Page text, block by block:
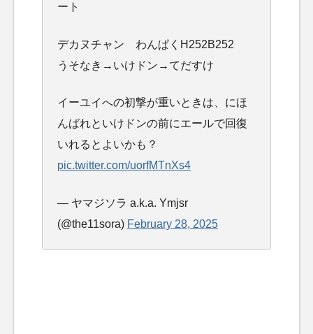
ート
デカヌチャン わんぱくH252B252
うそなき→いけドン→てだすけ
イーユイへの初撃が重いときは、にほ
んばれといけドンの前にエールで回復
いれるとよいかも？
pic.twitter.com/uorfMTnXs4
— ヤマジソラ a.k.a. Ymjsr
(@the11sora) February 28, 2025